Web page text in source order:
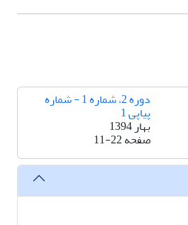
دوره 2، شماره 1 - شماره
پیاپی 1
بهار 1394
صفحه11-22